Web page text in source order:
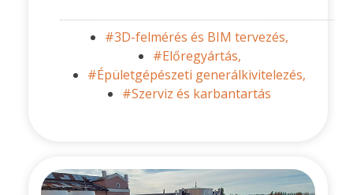
#3D-felmérés és BIM tervezés,
#Előregyártás,
#Épületgépészeti generálkivitelezés,
#Szerviz és karbantartás